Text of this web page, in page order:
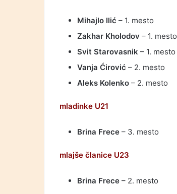
Mihajlo Ilić – 1. mesto
Zakhar Kholodov – 1. mesto
Svit Starovasnik – 1. mesto
Vanja Ćirović – 2. mesto
Aleks Kolenko – 2. mesto
mladinke U21
Brina Frece – 3. mesto
mlajše članice U23
Brina Frece – 2. mesto